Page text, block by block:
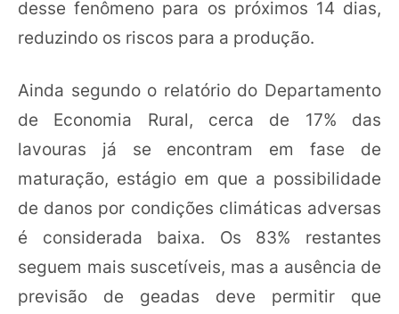
desse fenômeno para os próximos 14 dias,
reduzindo os riscos para a produção.
Ainda segundo o relatório do Departamento
de Economia Rural, cerca de 17% das
lavouras já se encontram em fase de
maturação, estágio em que a possibilidade
de danos por condições climáticas adversas
é considerada baixa. Os 83% restantes
seguem mais suscetíveis, mas a ausência de
previsão de geadas deve permitir que